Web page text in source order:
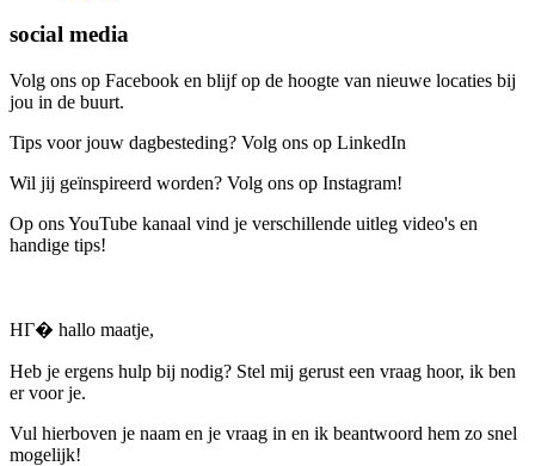
social media
Volg ons op Facebook en blijf op de hoogte van nieuwe locaties bij
jou in de buurt.
Tips voor jouw dagbesteding? Volg ons op LinkedIn
Wil jij geïnspireerd worden? Volg ons op Instagram!
Op ons YouTube kanaal vind je verschillende uitleg video's en
handige tips!
HГ� hallo maatje,
Heb je ergens hulp bij nodig? Stel mij gerust een vraag hoor, ik ben
er voor je.
Vul hierboven je naam en je vraag in en ik beantwoord hem zo snel
mogelijk!